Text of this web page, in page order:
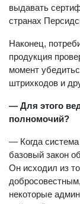
выдавать
странах
Наконец,
продукция
момент
штрихкодов и
— Для этого
полномочий?
— Когда
базовый закон
Он исходил из
некоторые